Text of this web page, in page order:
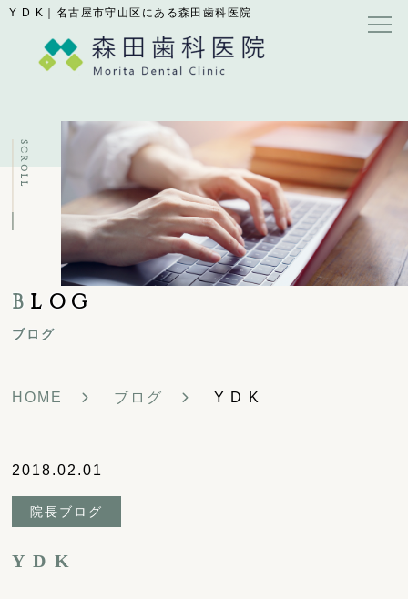
Y D K｜名古屋市守山区にある森田歯科医院
B LOG
ブログ
SCROLL
HOME ブログ Y D K
2018.02.01
院長ブログ
Y D K